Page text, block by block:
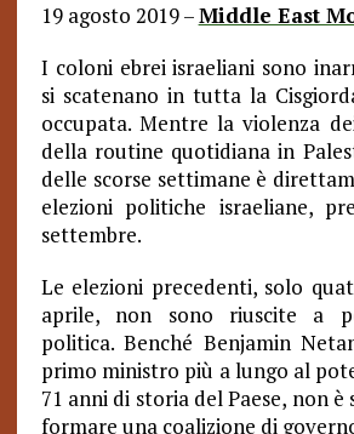
19 agosto 2019 –Middle East
I coloni ebrei israeliani sono
si scatenano in tutta la
occupata. Mentre la violenza
della routine quotidiana in
delle scorse settimane è
elezioni politiche israeliane,
settembre.
Le elezioni precedenti, solo
aprile, non sono riuscite a
politica. Benché Benjamin
primo ministro più a lungo al
71 anni di storia del Paese, non
formare una coalizione di